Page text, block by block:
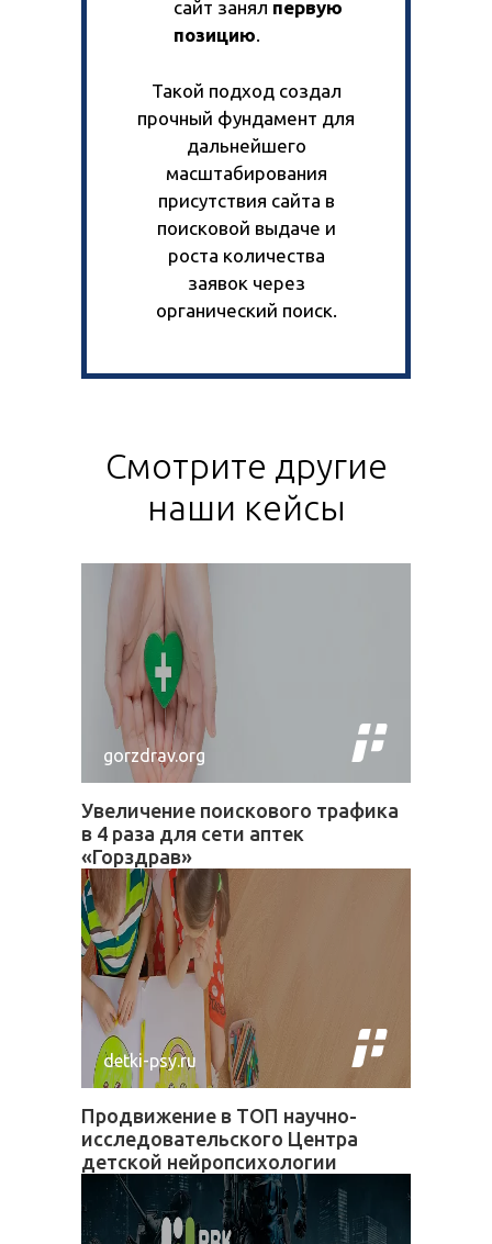
сайт занял первую
позицию.
Такой подход создал
прочный фундамент для
дальнейшего
масштабирования
присутствия сайта в
поисковой выдаче и
роста количества
заявок через
органический поиск.
Смотрите другие
наши кейсы
gorzdrav.org
Увеличение поискового трафика
в 4 раза для сети аптек
«Горздрав»
detki-psy.ru
Продвижение в ТОП научно-
исследовательского Центра
детской нейропсихологии